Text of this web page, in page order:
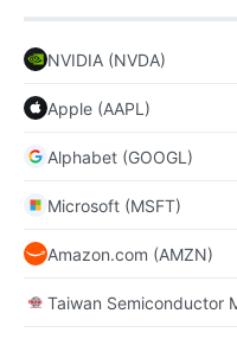
NVIDIA (NVDA)
Apple (AAPL)
Alphabet (GOOGL)
Microsoft (MSFT)
Amazon.com (AMZN)
Taiwan Semiconductor